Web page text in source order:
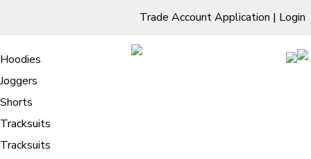
Trade Account Application | Login
Living Room
Sofas & Chairs
Cornar Sofas
Sofas
TV Units & Stands
Bedroom
Chest of Drawers
3 Drawer Chest
4 Drawer Chest
5 Drawer Chest
6 Drawer Chest
Dressing Tables Stools
Dressing Tables
Dressing Stools
Wholesale Mattresses
Mirrors
Free Standing Mirrors
Dining Room
Clothing
Hoodies
Joggers
Shorts
Tracksuits
Tracksuits
Der Untergang Gileads :
Zusammenfassung